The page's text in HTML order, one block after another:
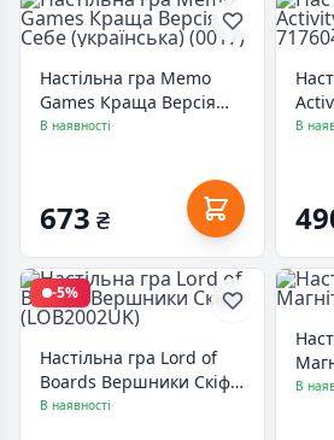
Настільна гра Memo
Games Краща Версія
Себе (українська) (0017)
В наявності
673 ₴
В
-5%
Настільна гра Lord of
Boards Вершники Скіфії
(LOB2002UK)
В наявності
В